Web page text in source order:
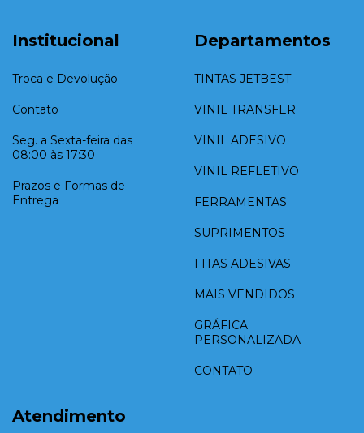
Institucional
Troca e Devolução
Contato
Seg. a Sexta-feira das
08:00 às 17:30
Prazos e Formas de
Entrega
Departamentos
TINTAS JETBEST
VINIL TRANSFER
VINIL ADESIVO
VINIL REFLETIVO
FERRAMENTAS
SUPRIMENTOS
FITAS ADESIVAS
MAIS VENDIDOS
GRÁFICA
PERSONALIZADA
CONTATO
Atendimento